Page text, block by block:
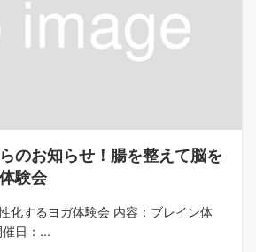
のお知らせ！腸を整えて脳を
験会
化するヨガ体験会 内容：ブレイン体
日：...